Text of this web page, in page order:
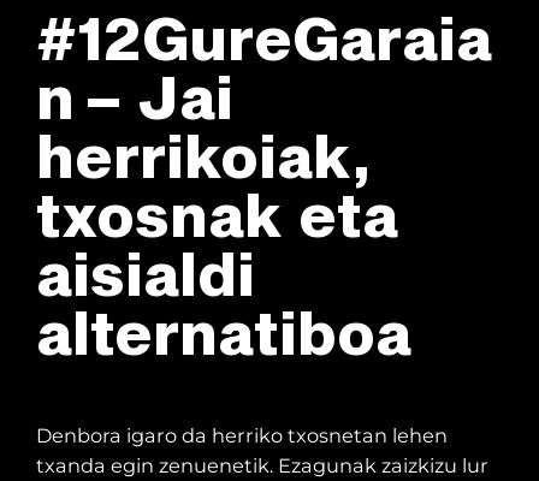
#12GureGaraia
n – Jai
herrikoiak,
txosnak eta
aisialdi
alternatiboa
Denbora igaro da herriko txosnetan lehen
txanda egin zenuenetik. Ezagunak zaizkizu lur